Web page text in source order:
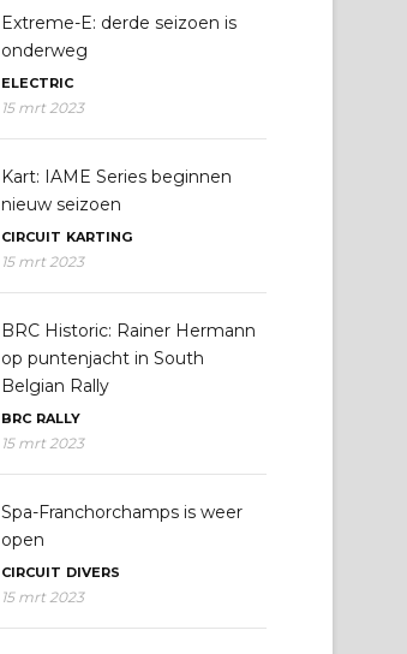
Extreme-E: derde seizoen is
onderweg
ELECTRIC
15 mrt 2023
Kart: IAME Series beginnen
nieuw seizoen
CIRCUIT KARTING
15 mrt 2023
BRC Historic: Rainer Hermann
op puntenjacht in South
Belgian Rally
BRC RALLY
15 mrt 2023
Spa-Franchorchamps is weer
open
CIRCUIT DIVERS
15 mrt 2023